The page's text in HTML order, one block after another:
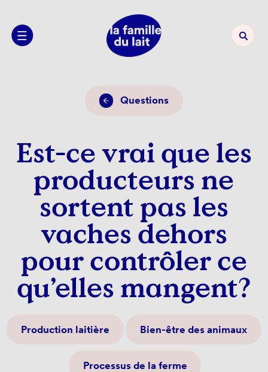
Questions
Est-ce vrai que les
producteurs ne
sortent pas les
vaches dehors
pour contrôler ce
qu’elles mangent?
Production laitière Bien-être des animaux
Processus de la ferme